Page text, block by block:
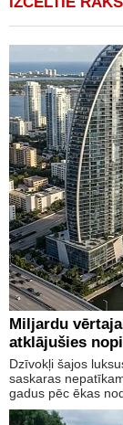
Miljardu
atklājušies
Dzīvokļi šajos
saskaras
gadus pēc ēkas